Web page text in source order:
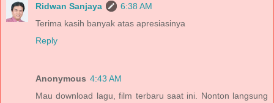
Ridwan Sanjaya
6:38 AM
Terima kasih banyak atas apresiasinya
Reply
Anonymous 4:43 AM
Mau download lagu, film terbaru saat ini. Nonton langsung